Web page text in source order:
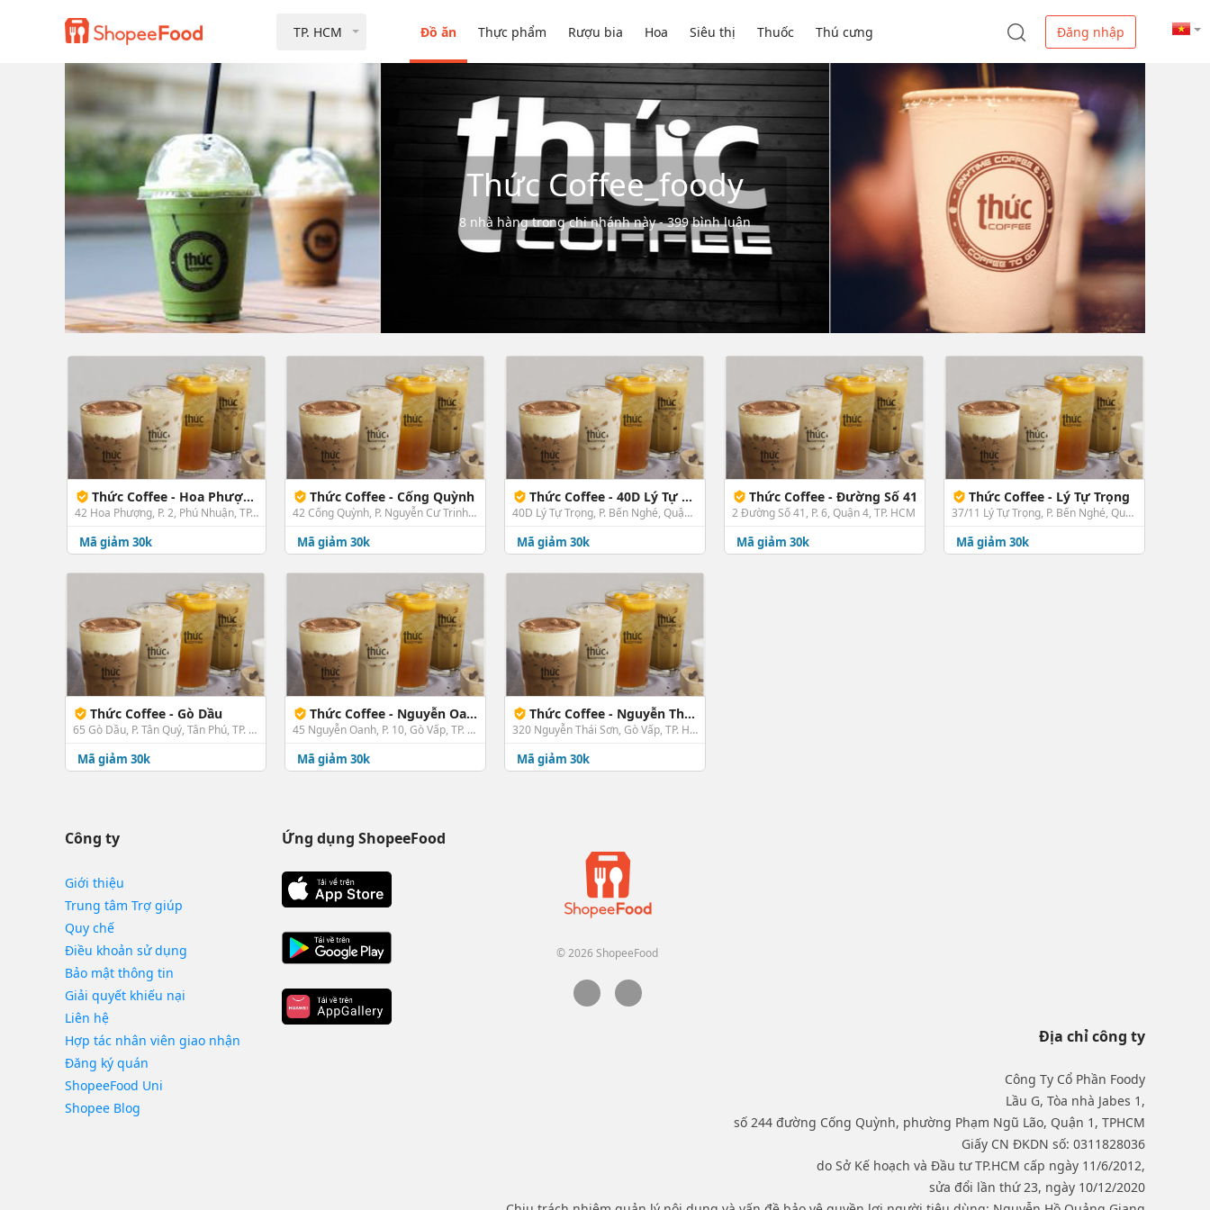
TP. HCM Đồ ăn Thực phẩm Rượu bia Hoa Siêu thị Thuốc Thú cưng Đăng nhập
Thức Coffee_foody
8 nhà hàng trong chi nhánh này - 399 bình luận
Thức Coffee - Hoa Phượng
42 Hoa Phượng, P. 2, Phú Nhuận, TP. HCM
Mã giảm 30k
Thức Coffee - Cống Quỳnh
42 Cống Quỳnh, P. Nguyễn Cư Trinh, Quận 1, TP. HCM
Mã giảm 30k
Thức Coffee - 40D Lý Tự Trọng
40D Lý Tự Trọng, P. Bến Nghé, Quận 1, TP. HCM
Mã giảm 30k
Thức Coffee - Đường Số 41
2 Đường Số 41, P. 6, Quận 4, TP. HCM
Mã giảm 30k
Thức Coffee - Lý Tự Trọng
37/11 Lý Tự Trọng, P. Bến Nghé, Quận 1, TP. HCM
Mã giảm 30k
Thức Coffee - Gò Dầu
65 Gò Dầu, P. Tân Quý, Tân Phú, TP. HCM
Mã giảm 30k
Thức Coffee - Nguyễn Oanh
45 Nguyễn Oanh, P. 10, Gò Vấp, TP. HCM
Mã giảm 30k
Thức Coffee - Nguyễn Thái Sơn
320 Nguyễn Thái Sơn, Gò Vấp, TP. HCM
Mã giảm 30k
Công ty
Giới thiệu
Trung tâm Trợ giúp
Quy chế
Điều khoản sử dụng
Bảo mật thông tin
Giải quyết khiếu nại
Liên hệ
Hợp tác nhân viên giao nhận
Đăng ký quán
ShopeeFood Uni
Shopee Blog
Ứng dụng ShopeeFood
© 2026 ShopeeFood
Địa chỉ công ty
Công Ty Cổ Phần Foody
Lầu G, Tòa nhà Jabes 1,
số 244 đường Cống Quỳnh, phường Phạm Ngũ Lão, Quận 1, TPHCM
Giấy CN ĐKDN số: 0311828036
do Sở Kế hoạch và Đầu tư TP.HCM cấp ngày 11/6/2012,
sửa đổi lần thứ 23, ngày 10/12/2020